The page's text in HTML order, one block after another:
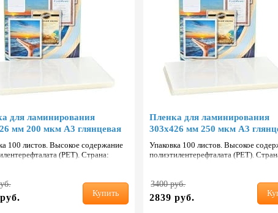
для ног Скидка 10%
Подробности в отделе продаж.
для ламинирования
мм 200 мкм А3 глянцевая
100 листов. Высокое содержание
(PET). Страна:
Купить
Пленка для ламинирования
303х426 мм 250 мкм А3
Упаковка 100 листов. Высокое
полиэтилентерефталата (PET).
3400 руб.
2839 руб.